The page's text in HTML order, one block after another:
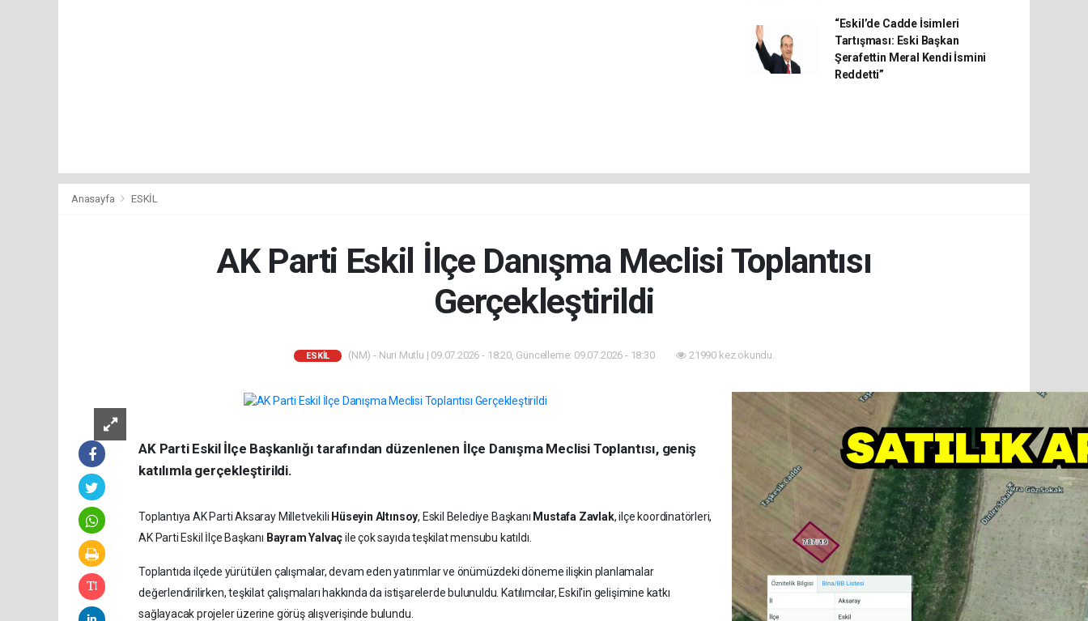
“Eskil’de Cadde İsimleri
Tartışması: Eski Başkan
Şerafettin Meral Kendi İsmini
Reddetti”
Anasayfa ESKİL
AK Parti Eskil İlçe Danışma Meclisi Toplantısı
Gerçekleştirildi
ESKİL (NM) - Nuri Mutlu | 09.07.2026 - 18:20, Güncelleme: 09.07.2026 - 18:30 21990 kez okundu.
AK Parti Eskil İlçe Başkanlığı tarafından düzenlenen İlçe Danışma Meclisi Toplantısı, geniş
katılımla gerçekleştirildi.
Toplantıya AK Parti Aksaray Milletvekili Hüseyin Altınsoy, Eskil Belediye Başkanı Mustafa Zavlak, ilçe koordinatörleri,
AK Parti Eskil İlçe Başkanı Bayram Yalvaçile çok sayıda teşkilat mensubu katıldı.
Toplantıda ilçede yürütülen çalışmalar, devam eden yatırımlar ve önümüzdeki döneme ilişkin planlamalar
değerlendirilirken, teşkilat çalışmaları hakkında da istişarelerde bulunuldu. Katılımcılar, Eskil'in gelişimine katkı
sağlayacak projeler üzerine görüş alışverişinde bulundu.